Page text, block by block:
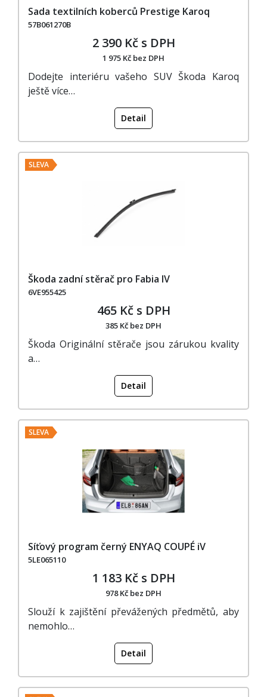
Sada textilních koberců Prestige Karoq
57B061270B
2 390 Kč s DPH
1 975 Kč bez DPH
Dodejte interiéru vašeho SUV Škoda Karoq
ještě více…
Detail
SLEVA
Škoda zadní stěrač pro Fabia IV
6VE955425
465 Kč s DPH
385 Kč bez DPH
Škoda Originální stěrače jsou zárukou kvality
a…
Detail
SLEVA
Síťový program černý ENYAQ COUPÉ iV
5LE065110
1 183 Kč s DPH
978 Kč bez DPH
Slouží k zajištění převážených předmětů, aby
nemohlo…
Detail